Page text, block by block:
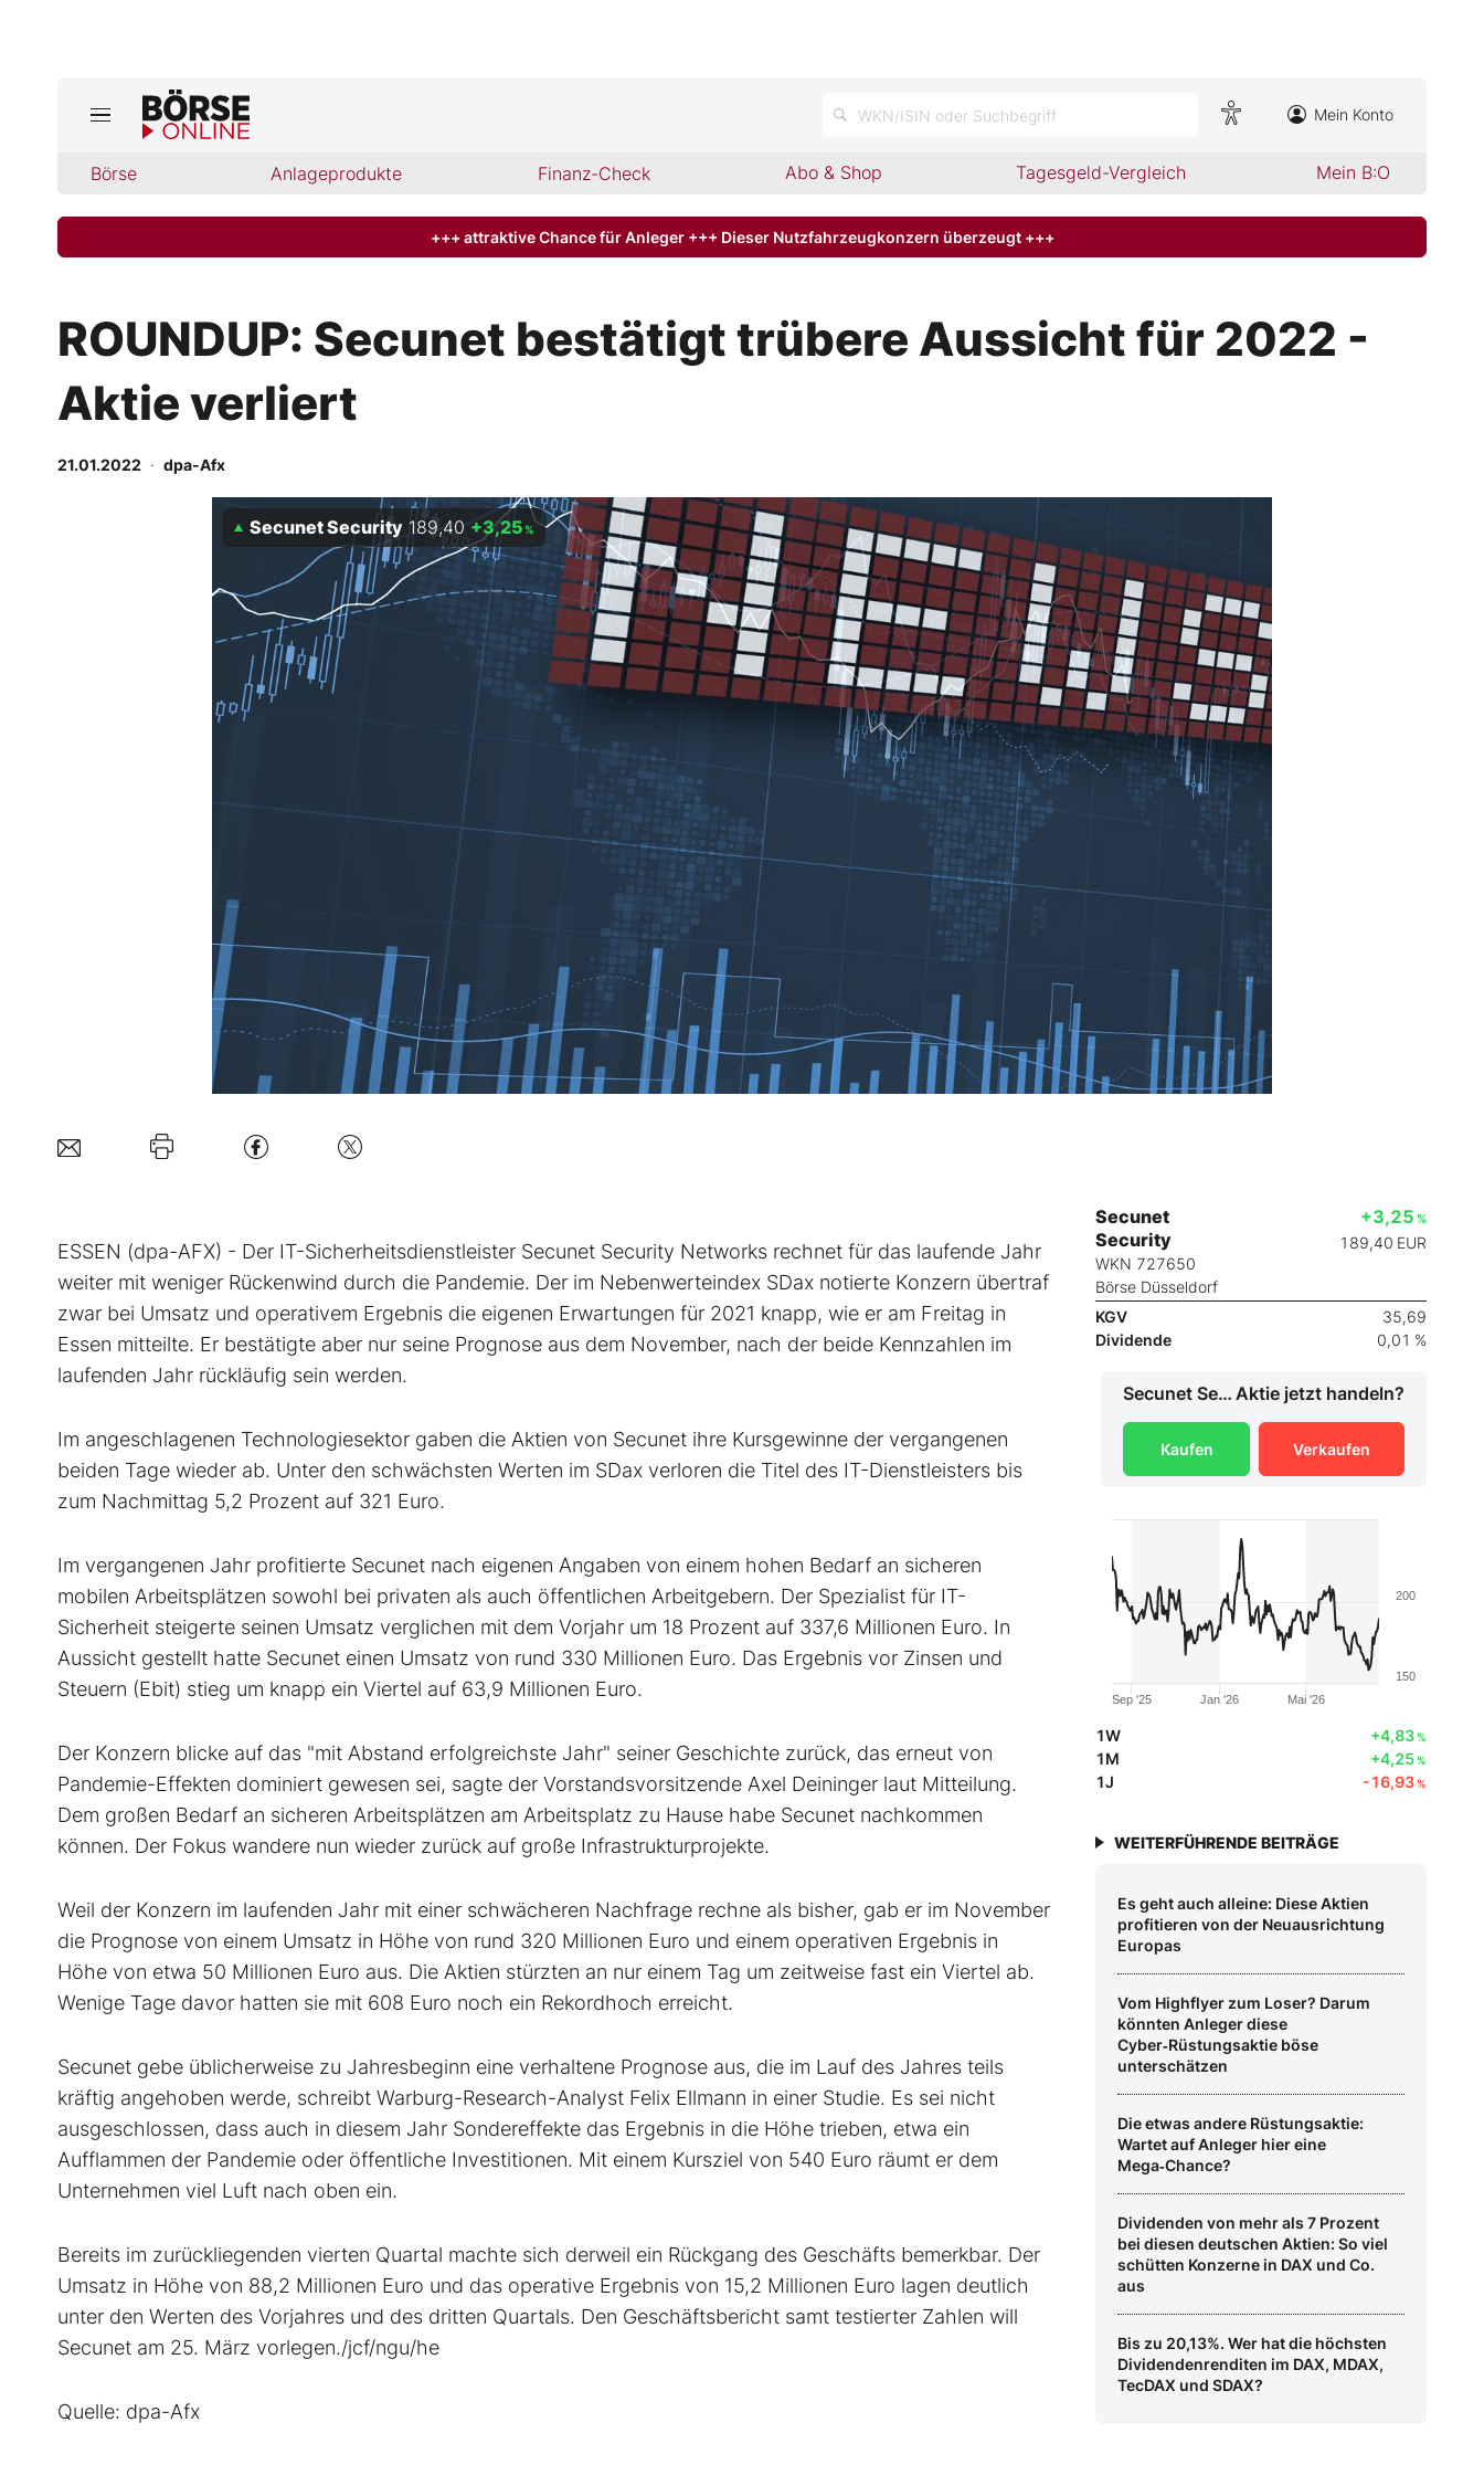
WKN/ISIN oder Suchbegriff Mein Konto
Börse Anlageprodukte Finanz-Check Abo & Shop Tagesgeld-Vergleich Mein B:O
Jetzt aktuelle Ausgabe BÖRSE ONLINE lesen
Finanz-Check
Abo & Shop
BO-Musterdepots
Experten
Mein B:O
Mein Konto
+++ attraktive Chance für Anleger +++ Dieser Nutzfahrzeugkonzern überzeugt +++
ROUNDUP: Secunet bestätigt trübere Aussicht für 2022 -
Aktie verliert
21.01.2022 · dpa-Afx
Secunet Security 189,40 +3,25 %
ESSEN (dpa-AFX) - Der IT-Sicherheitsdienstleister Secunet Security Networks rechnet für das laufende Jahr
weiter mit weniger Rückenwind durch die Pandemie. Der im Nebenwerteindex SDax notierte Konzern übertraf
zwar bei Umsatz und operativem Ergebnis die eigenen Erwartungen für 2021 knapp, wie er am Freitag in
Essen mitteilte. Er bestätigte aber nur seine Prognose aus dem November, nach der beide Kennzahlen im
laufenden Jahr rückläufig sein werden.
Im angeschlagenen Technologiesektor gaben die Aktien von Secunet ihre Kursgewinne der vergangenen
beiden Tage wieder ab. Unter den schwächsten Werten im SDax verloren die Titel des IT-Dienstleisters bis
zum Nachmittag 5,2 Prozent auf 321 Euro.
Im vergangenen Jahr profitierte Secunet nach eigenen Angaben von einem hohen Bedarf an sicheren
mobilen Arbeitsplätzen sowohl bei privaten als auch öffentlichen Arbeitgebern. Der Spezialist für IT-
Sicherheit steigerte seinen Umsatz verglichen mit dem Vorjahr um 18 Prozent auf 337,6 Millionen Euro. In
Aussicht gestellt hatte Secunet einen Umsatz von rund 330 Millionen Euro. Das Ergebnis vor Zinsen und
Steuern (Ebit) stieg um knapp ein Viertel auf 63,9 Millionen Euro.
Der Konzern blicke auf das "mit Abstand erfolgreichste Jahr" seiner Geschichte zurück, das erneut von
Pandemie-Effekten dominiert gewesen sei, sagte der Vorstandsvorsitzende Axel Deininger laut Mitteilung.
Dem großen Bedarf an sicheren Arbeitsplätzen am Arbeitsplatz zu Hause habe Secunet nachkommen
können. Der Fokus wandere nun wieder zurück auf große Infrastrukturprojekte.
Weil der Konzern im laufenden Jahr mit einer schwächeren Nachfrage rechne als bisher, gab er im November
die Prognose von einem Umsatz in Höhe von rund 320 Millionen Euro und einem operativen Ergebnis in
Höhe von etwa 50 Millionen Euro aus. Die Aktien stürzten an nur einem Tag um zeitweise fast ein Viertel ab.
Wenige Tage davor hatten sie mit 608 Euro noch ein Rekordhoch erreicht.
Secunet gebe üblicherweise zu Jahresbeginn eine verhaltene Prognose aus, die im Lauf des Jahres teils
kräftig angehoben werde, schreibt Warburg-Research-Analyst Felix Ellmann in einer Studie. Es sei nicht
ausgeschlossen, dass auch in diesem Jahr Sondereffekte das Ergebnis in die Höhe trieben, etwa ein
Aufflammen der Pandemie oder öffentliche Investitionen. Mit einem Kursziel von 540 Euro räumt er dem
Unternehmen viel Luft nach oben ein.
Bereits im zurückliegenden vierten Quartal machte sich derweil ein Rückgang des Geschäfts bemerkbar. Der
Umsatz in Höhe von 88,2 Millionen Euro und das operative Ergebnis von 15,2 Millionen Euro lagen deutlich
unter den Werten des Vorjahres und des dritten Quartals. Den Geschäftsbericht samt testierter Zahlen will
Secunet am 25. März vorlegen./jcf/ngu/he
Quelle: dpa-Afx
Secunet
Security
WKN 727650
Börse Düsseldorf
+3,25 %
189,40 EUR
KGV
35,69
Dividende
0,01 %
Secunet Security Aktie jetzt handeln?
Kaufen Verkaufen
Jan '26
Sep '25 Mai '26
150
200
1W +4,83%
1M +4,25%
1J -16,93%
WEITERFÜHRENDE BEITRÄGE
Es geht auch alleine: Diese Aktien
profitieren von der Neuausrichtung
Europas
Vom Highflyer zum Loser? Darum
könnten Anleger diese
Cyber‑Rüstungsaktie böse
unterschätzen
Die etwas andere Rüstungsaktie:
Wartet auf Anleger hier eine
Mega‑Chance?
Dividenden von mehr als 7 Prozent
bei diesen deutschen Aktien: So viel
schütten Konzerne in DAX und Co.
aus
Bis zu 20,13%. Wer hat die höchsten
Dividendenrenditen im DAX, MDAX,
TecDAX und SDAX?